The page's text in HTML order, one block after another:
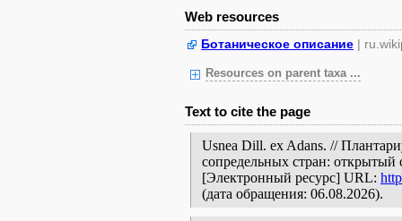
Web resources
Ботаническое описание |
Resources on parent taxa ...
Text to cite the page
Usnea Dill. ex Adans. //
сопредельных стран: открытый
[Электронный ресурс] URL:
(дата обращения: 06.08.2026).